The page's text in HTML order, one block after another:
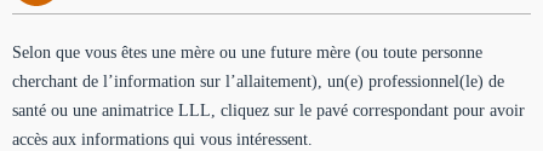
Selon que vous êtes une mère ou une future mère (ou toute personne
cherchant de l’information sur l’allaitement), un(e) professionnel(le) de
santé ou une animatrice LLL, cliquez sur le pavé correspondant pour avoir
accès aux informations qui vous intéressent.